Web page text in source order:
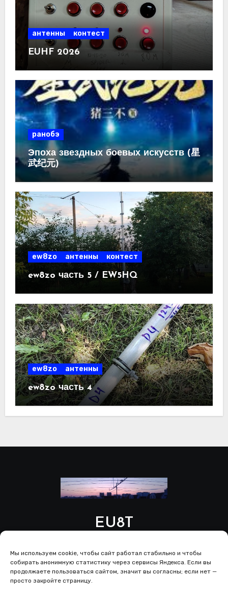
Мы используем cookie, чтобы сайт работал стабильно и чтобы
собирать анонимную статистику через сервисы Яндекса. Если вы
продолжаете пользоваться сайтом, значит вы согласны; если нет —
просто закройте страницу.
антенны контест
EUHF 2026
ранобэ
Эпоха звездных боевых искусств (星
武纪元)
ew8zo антенны контест
ew8zo часть 5 / EW5HQ
ew8zo антенны
ew8zo часть 4
EU8T